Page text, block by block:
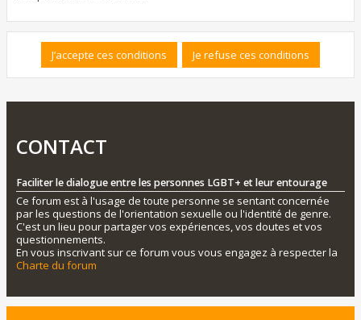
CONTACT
Faciliter le dialogue entre les personnes LGBT+ et leur entourage
Ce forum est à l'usage de toute personne se sentant concernée
par les questions de l'orientation sexuelle ou l'identité de genre.
C'est un lieu pour partager vos expériences, vos doutes et vos
questionnements.
En vous inscrivant sur ce forum vous vous engagez à respecter la
Charte du forum